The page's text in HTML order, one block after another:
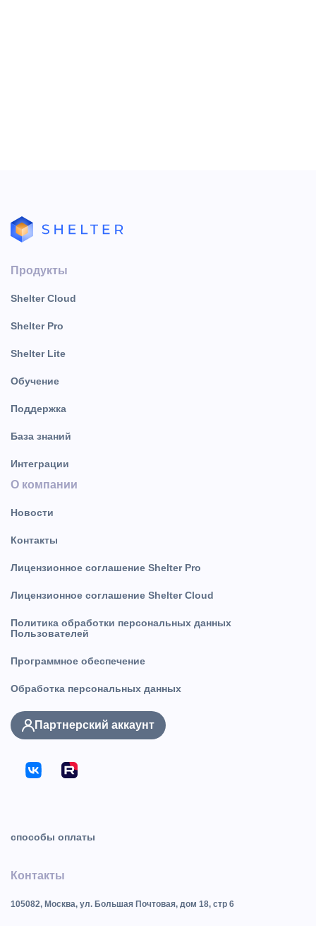
Продукты
Shelter Cloud
Shelter Pro
Shelter Lite
Обучение
Поддержка
База знаний
Интеграции
О компании
Новости
Контакты
Лицензионное соглашение Shelter Pro
Лицензионное соглашение Shelter Cloud
Политика обработки персональных данных
Пользователей
Программное обеспечение
Обработка персональных данных
Партнерский аккаунт
способы оплаты
Контакты
105082, Москва, ул. Большая Почтовая, дом 18, стр 6